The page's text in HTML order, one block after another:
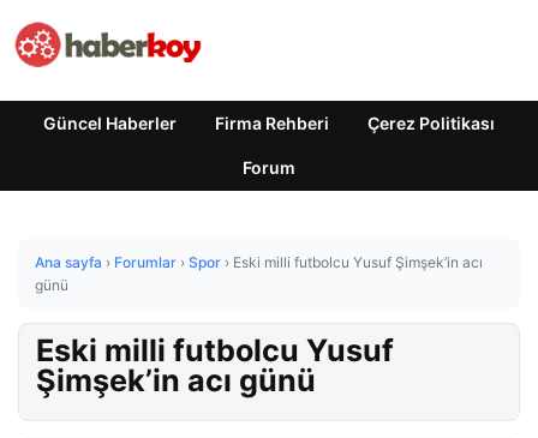
Güncel Haberler Firma Rehberi Çerez Politikası
Forum
Ana sayfa › Forumlar › Spor › Eski milli futbolcu Yusuf Şimşek’in acı
günü
Eski milli futbolcu Yusuf
Şimşek’in acı günü